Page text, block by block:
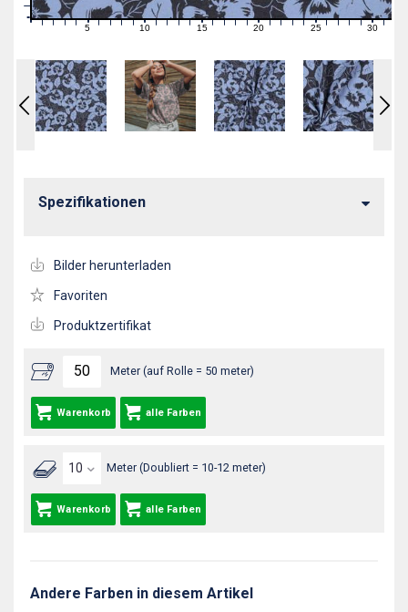
0
1
0 1 2 3 4 5 6 7 891011121314151617181920 21222324252627282930 31
Meter (auf Rolle = 50 meter)
Warenkorb alle Farben
Meter (Doubliert = 10-12 meter)
Warenkorb alle Farben
Spezifikationen
Bilder herunterladen
Favoriten
Produktzertifikat
Andere Farben in diesem Artikel